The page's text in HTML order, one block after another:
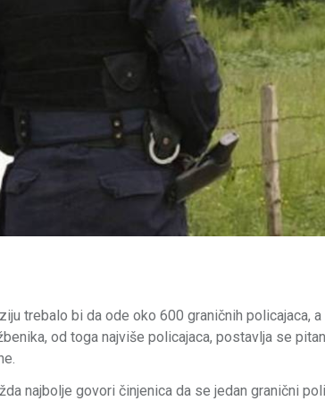
trebalo bi da ode oko 600 graničnih policajaca,
od toga najviše policajaca, postavlja se
najbolje govori činjenica da se jedan granični